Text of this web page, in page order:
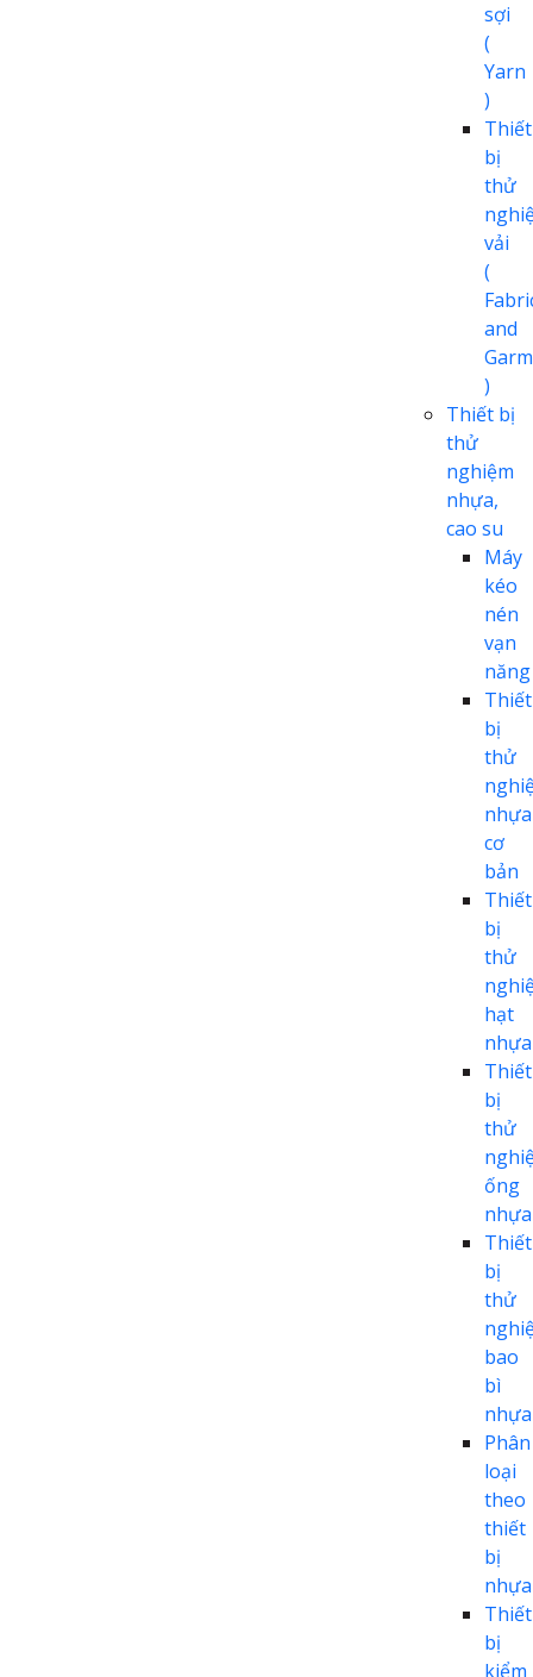
sợi
(
Yarn
)
Thiết
bị
thử
vải
(
and
)
Thiết bị
thử
nghiệm
nhựa,
cao su
Máy
kéo
nén
vạn
năng
Thiết
bị
thử
nhựa
cơ
bản
Thiết
bị
thử
hạt
nhựa
Thiết
bị
thử
ống
nhựa
Thiết
bị
thử
bao
bì
nhựa
Phân
loại
theo
thiết
bị
nhựa
Thiết
bị
kiểm